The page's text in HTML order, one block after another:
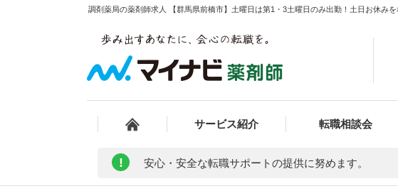
調剤薬局の薬剤師求人 【群馬県前橋市】土曜日は第1・3土曜日のみ出勤！土日お休み
サービス紹介 転職相談会
! 安心・安全な転職サポートの提供に努めます。